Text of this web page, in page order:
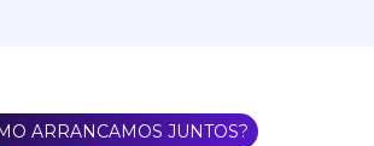
ARRANCAMOS JUNTOS?